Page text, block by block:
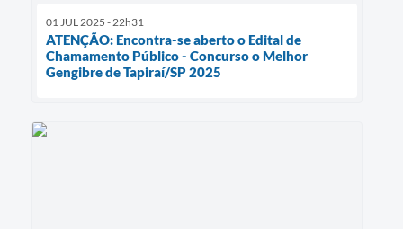
01 JUL 2025 - 22h31
ATENÇÃO: Encontra-se aberto o Edital de
Chamamento Público - Concurso o Melhor
Gengibre de Tapiraí/SP 2025